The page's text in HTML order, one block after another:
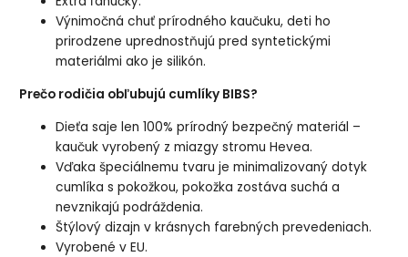
Výnimočná chuť prírodného kaučuku, deti ho
prirodzene uprednostňujú pred syntetickými
materiálmi ako je silikón.
Prečo rodičia obľubujú cumlíky BIBS?
Dieťa saje len 100% prírodný bezpečný materiál –
kaučuk vyrobený z miazgy stromu Hevea.
Vďaka špeciálnemu tvaru je minimalizovaný dotyk
cumlíka s pokožkou, pokožka zostáva suchá a
nevznikajú podráždenia.
Štýlový dizajn v krásnych farebných prevedeniach.
Vyrobené v EU.